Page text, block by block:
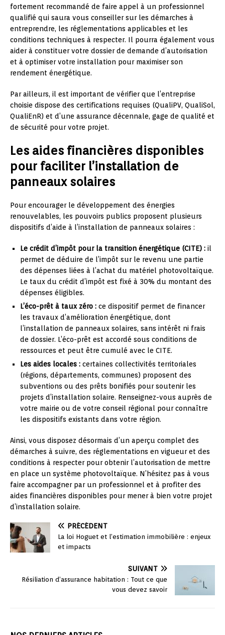
fortement recommandé de faire appel à un professionnel
qualifié qui saura vous conseiller sur les démarches à
entreprendre, les réglementations applicables et les
conditions techniques à respecter. Il pourra également vous
aider à constituer votre dossier de demande d’autorisation
et à optimiser votre installation pour maximiser son
rendement énergétique.
Par ailleurs, il est important de vérifier que l’entreprise
choisie dispose des certifications requises (QualiPV, QualiSol,
QualiEnR) et d’une assurance décennale, gage de qualité et
de sécurité pour votre projet.
Les aides financières disponibles
pour faciliter l’installation de
panneaux solaires
Pour encourager le développement des énergies
renouvelables, les pouvoirs publics proposent plusieurs
dispositifs d’aide à l’installation de panneaux solaires :
Le crédit d’impôt pour la transition énergétique (CITE) : il
permet de déduire de l’impôt sur le revenu une partie
des dépenses liées à l’achat du matériel photovoltaïque.
Le taux du crédit d’impôt est fixé à 30% du montant des
dépenses éligibles.
L’éco-prêt à taux zéro : ce dispositif permet de financer
les travaux d’amélioration énergétique, dont
l’installation de panneaux solaires, sans intérêt ni frais
de dossier. L’éco-prêt est accordé sous conditions de
ressources et peut être cumulé avec le CITE.
Les aides locales : certaines collectivités territoriales
(régions, départements, communes) proposent des
subventions ou des prêts bonifiés pour soutenir les
projets d’installation solaire. Renseignez-vous auprès de
votre mairie ou de votre conseil régional pour connaître
les dispositifs existants dans votre région.
Ainsi, vous disposez désormais d’un aperçu complet des
démarches à suivre, des réglementations en vigueur et des
conditions à respecter pour obtenir l’autorisation de mettre
en place un système photovoltaïque. N’hésitez pas à vous
faire accompagner par un professionnel et à profiter des
aides financières disponibles pour mener à bien votre projet
d’installation solaire.
PRÉCÉDENT
La loi Hoguet et l’estimation immobilière : enjeux
et impacts
SUIVANT
Résiliation d’assurance habitation : Tout ce que
vous devez savoir